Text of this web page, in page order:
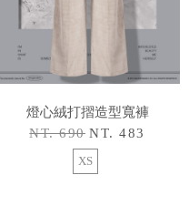
燈心絨打摺造型寬褲
NT. 690 NT. 483
XS